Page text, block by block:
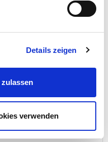
Details zeigen
verwenden